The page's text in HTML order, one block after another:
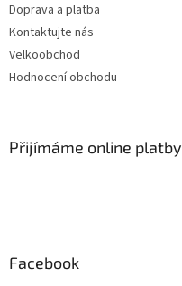
Doprava a platba
Kontaktujte nás
Velkoobchod
Hodnocení obchodu
Přijímáme online platby
Facebook